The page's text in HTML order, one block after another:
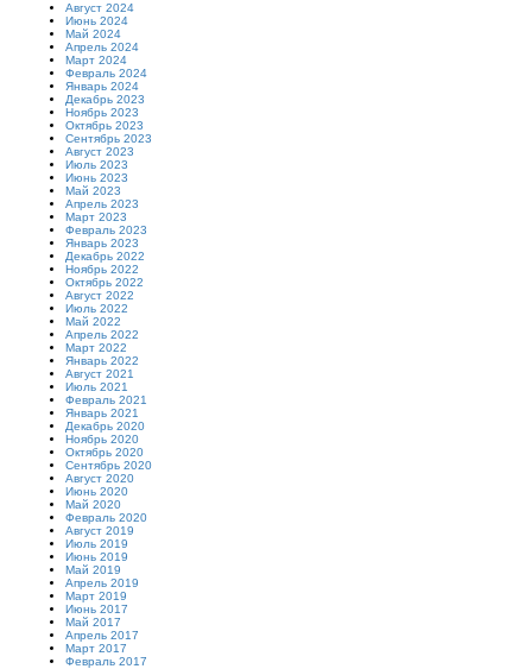
Август 2024
Июнь 2024
Май 2024
Апрель 2024
Март 2024
Февраль 2024
Январь 2024
Декабрь 2023
Ноябрь 2023
Октябрь 2023
Сентябрь 2023
Август 2023
Июль 2023
Июнь 2023
Май 2023
Апрель 2023
Март 2023
Февраль 2023
Январь 2023
Декабрь 2022
Ноябрь 2022
Октябрь 2022
Август 2022
Июль 2022
Май 2022
Апрель 2022
Март 2022
Январь 2022
Август 2021
Июль 2021
Февраль 2021
Январь 2021
Декабрь 2020
Ноябрь 2020
Октябрь 2020
Сентябрь 2020
Август 2020
Июнь 2020
Май 2020
Февраль 2020
Август 2019
Июль 2019
Июнь 2019
Май 2019
Апрель 2019
Март 2019
Июнь 2017
Май 2017
Апрель 2017
Март 2017
Февраль 2017